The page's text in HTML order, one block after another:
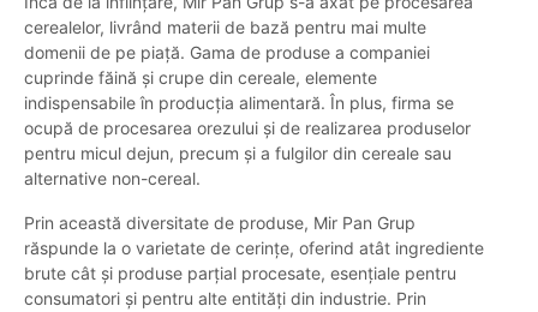
cerealelor, livrând materii de bază pentru mai multe
domenii de pe piață. Gama de produse a companiei
cuprinde făină și crupe din cereale, elemente
indispensabile în producția alimentară. În plus, firma se
ocupă de procesarea orezului și de realizarea produselor
pentru micul dejun, precum și a fulgilor din cereale sau
alternative non-cereal.
Prin această diversitate de produse, Mir Pan Grup
răspunde la o varietate de cerințe, oferind atât ingrediente
brute cât și produse parțial procesate, esențiale pentru
consumatori și pentru alte entități din industrie. Prin